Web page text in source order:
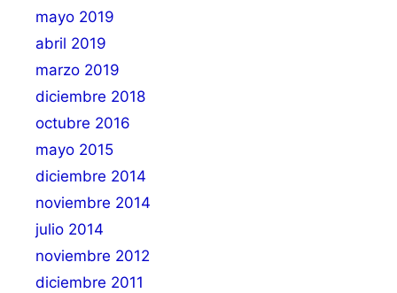
mayo 2019
abril 2019
marzo 2019
diciembre 2018
octubre 2016
mayo 2015
diciembre 2014
noviembre 2014
julio 2014
noviembre 2012
diciembre 2011